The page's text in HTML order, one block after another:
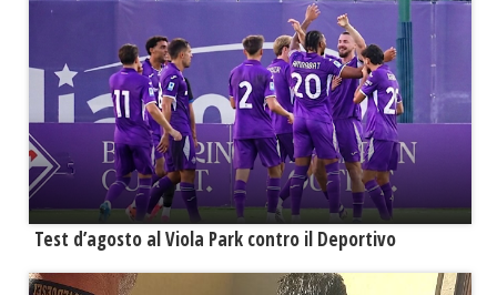
Test d’agosto al Viola Park contro il Deportivo